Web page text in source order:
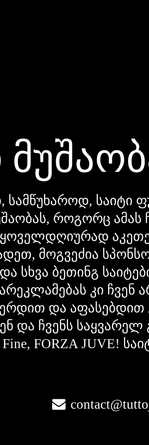
სამწუხაროდ, საიტი
როგორც
მოგვეძია
და სხვა ბეთინგ
კი
და
და ჩვენს
FORZA JUVE!